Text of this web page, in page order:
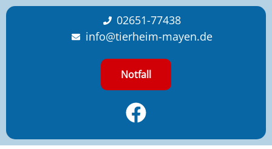
content
02651-77438
info@tierheim-mayen.de
Notfall